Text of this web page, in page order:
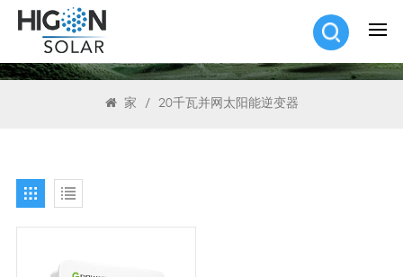
家 / 20千瓦并网太阳能逆变器